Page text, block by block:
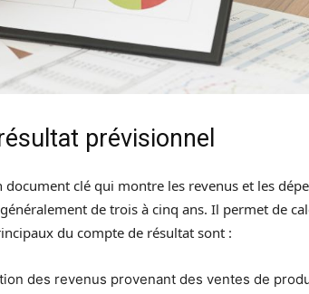
prévisionnel
document clé qui montre les revenus et les
de trois à cinq ans. Il permet de
du compte de résultat sont :
des revenus provenant des ventes de